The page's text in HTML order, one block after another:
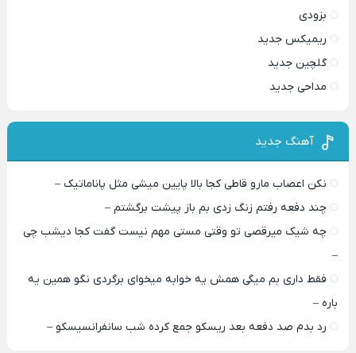
بزودی
ریمیکس جدید
گلچین جدید
مداحی جدید
آهنگ جدید
نکن اعصاب مارو قاطی کجا بالا پایین میشی مثل پاناماتیک –
چند دفعه رفتم زنگ زدی بم باز پیشت برگشتم –
چه شیک میرقصی تو وقتی مستی مهم نیست گفت کجا دیشب چی
–
فقط داری بم میگی همش یه خوابه میخوای برگردی نگو همین یه
باره –
رد بدم صد دفعه بعد ریسکو جمع کرده شب سانفرانسیسکو –